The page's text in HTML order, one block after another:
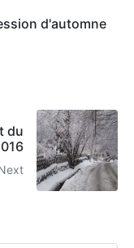
d'automne
du